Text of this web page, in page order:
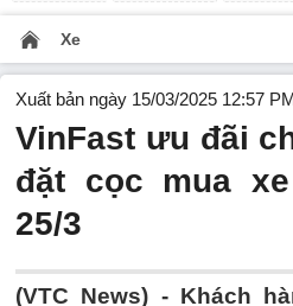
Xe
Xuất bản ngày 15/03/2025 12:57
VinFast ưu đãi
đặt cọc mua
25/3
(VTC News) - Khách